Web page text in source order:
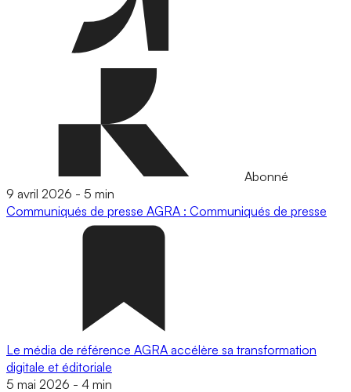
Abonné
9 avril 2026 - 5 min
Communiqués de presse AGRA : Communiqués de presse
Le média de référence AGRA accélère sa transformation
digitale et éditoriale
5 mai 2026 - 4 min